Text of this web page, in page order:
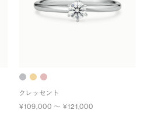
クレッセント
¥109,000 〜 ¥121,000